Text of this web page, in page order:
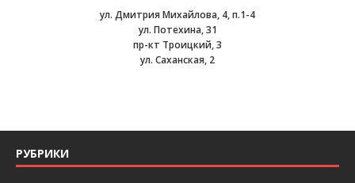
ул. Дмитрия Михайлова, 4, п.1-4
ул. Потехина, 31
пр-кт Троицкий, 3
ул. Саханская, 2
РУБРИКИ